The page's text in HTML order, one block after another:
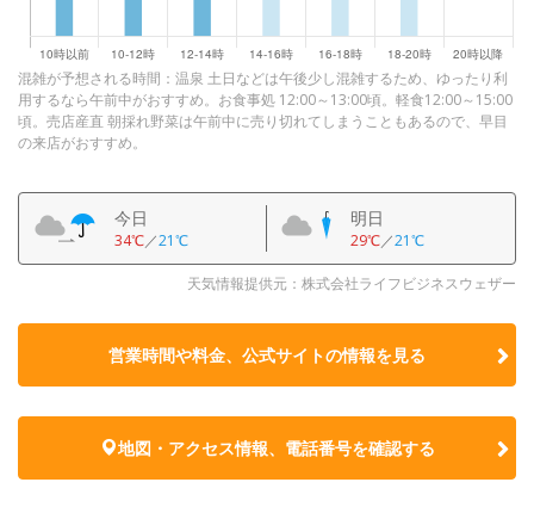
混雑が予想される時間：温泉 土日などは午後少し混雑するため、ゆったり利
用するなら午前中がおすすめ。お食事処 12:00～13:00頃。軽食12:00～15:00
頃。売店産直 朝採れ野菜は午前中に売り切れてしまうこともあるので、早目
の来店がおすすめ。
今日
34℃／21℃
明日
29℃／21℃
天気情報提供元：株式会社ライフビジネスウェザー
営業時間や料金、公式サイトの情報を見る
地図・アクセス情報、電話番号を確認する